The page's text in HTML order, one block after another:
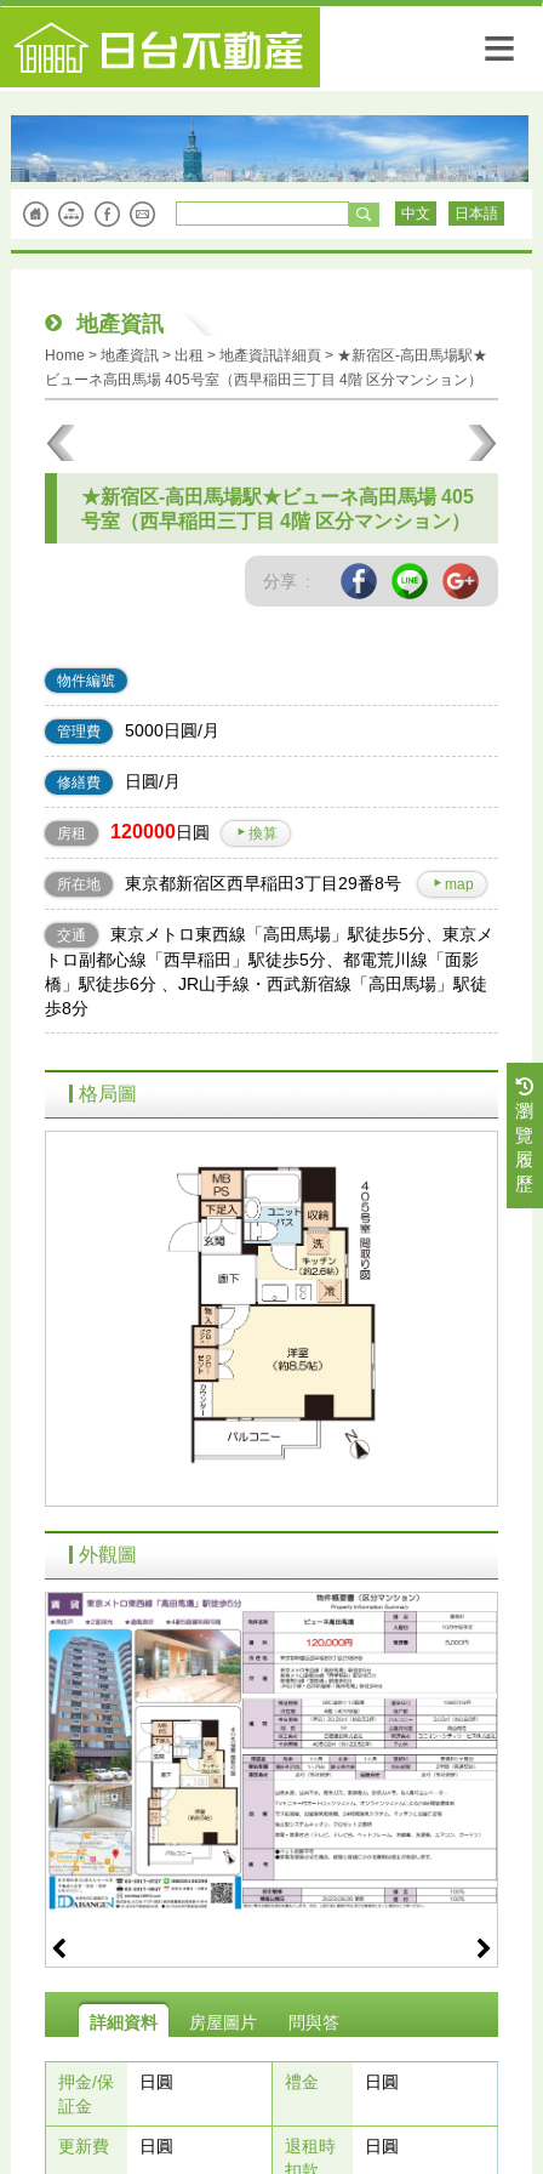
≡
中文 日本語
地產資訊
Home > 地產資訊 > 出租 > 地產資訊詳細頁 > ★新宿区-高田馬場駅★
ビューネ高田馬場 405号室（西早稲田三丁目 4階 区分マンション）
★新宿区-高田馬場駅★ビューネ高田馬場 405
号室（西早稲田三丁目 4階 区分マンション）
分享 :
物件編號
管理費 5000日圓/月
修繕費 日圓/月
房租 120000日圓 換算
所在地 東京都新宿区西早稲田3丁目29番8号 map
交通
東京メトロ東西線「高田馬場」駅徒歩5分、東京メ
トロ副都心線「西早稲田」駅徒歩5分、都電荒川線「面影
橋」駅徒歩6分 、JR山手線・西武新宿線「高田馬場」駅徒
歩8分
格局圖
外觀圖
詳細資料 房屋圖片 問與答
押金/保
証金
日圓 禮金 日圓
更新費 日圓
退租時
日圓
瀏
覽
履
歷